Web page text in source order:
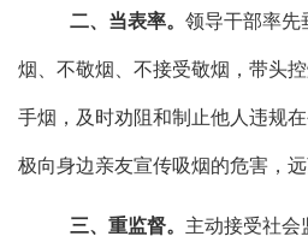
二、当表率。 领导干部率先
烟、不敬烟、不接受敬烟，带头
手烟，及时劝阻和制止他人违规
极向身边亲友宣传吸烟的危害，远
三、重监督。 主动接受社会